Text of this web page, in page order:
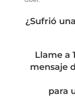
¿Sufrió
Llame a
mensaje
para